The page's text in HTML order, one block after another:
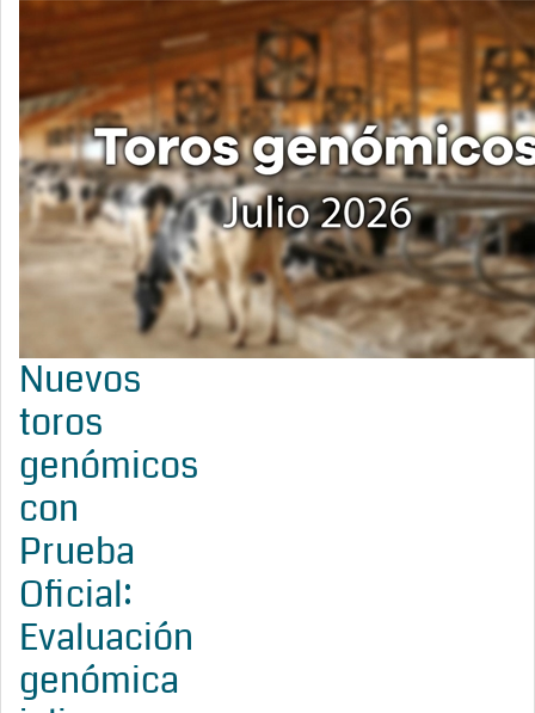
Nuevos
toros
genómicos
con
Prueba
Oficial:
Evaluación
genómica